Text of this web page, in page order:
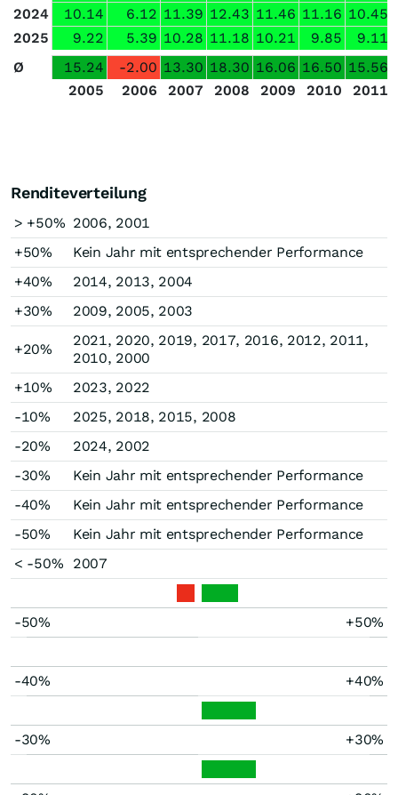
2024
10.14 6.12 11.39 12.43 11.46 11.16 10.45
2025
9.22 5.39 10.28 11.18 10.21 9.85
9.11
Ø
15.24 -2.00 13.30 18.30 16.06 16.50 15.56
2005
2006 2007 2008 2009 2010 2011
Renditeverteilung
> +50% 2006, 2001
+50%
Kein Jahr mit entsprechender Performance
+40%
2014, 2013, 2004
+30%
2009, 2005, 2003
+20%
2021, 2020, 2019, 2017, 2016, 2012, 2011,
2010, 2000
+10%
2023, 2022
-10%
2025, 2018, 2015, 2008
-20%
2024, 2002
-30%
Kein Jahr mit entsprechender Performance
-40%
Kein Jahr mit entsprechender Performance
-50%
Kein Jahr mit entsprechender Performance
< -50%
2007
-50% +50%
-40% +40%
-30% +30%